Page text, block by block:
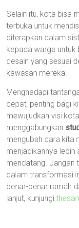
Selain itu, kota bisa
terbuka untuk
diterapkan dalam
kepada warga
desain yang sesuai
kawasan mereka.
Menghadapi
cepat, penting bagi
mewujudkan visi
menggabungkan
mengubah cara kita
menjadikannya
mendatang. Jangan
dalam transformasi
benar-benar ramah
lanjut, kunjungi